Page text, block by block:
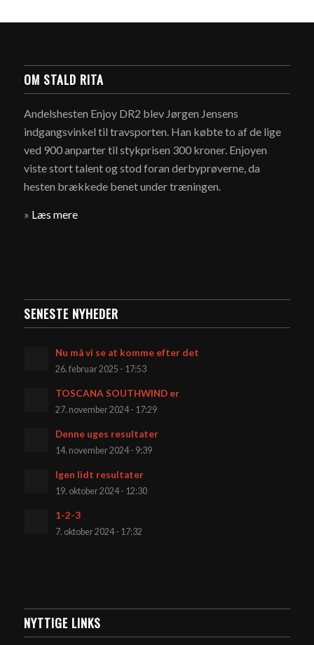
OM STALD RITA
Andelshesten Enjoy DR2 blev Jørgen Jensens
indgangsvinkel til travsporten. Han købte to af de lige
ved 900 anparter til stykprisen 300 kroner. Enjoyen
viste stort talent og stod foran derbyprøverne, da
hesten brækkede benet under træningen.
» Læs mere
SENESTE NYHEDER
Nu må vi se at komme efter det
26. februar 2025 - 17:53
TOSCANA SOUTHWIND er
27. november 2024 - 17:29
Denne uges resultater
14. november 2024 - 9:39
Igen lidt resultater
19. oktober 2024 - 12:30
1-2-3
7. oktober 2024 - 17:32
NYTTIGE LINKS